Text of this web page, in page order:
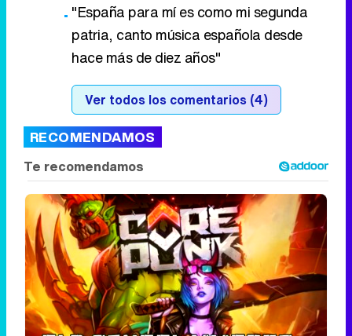
"España para mí es como mi segunda
patria, canto música española desde
hace más de diez años"
Ver todos los comentarios (4)
RECOMENDAMOS